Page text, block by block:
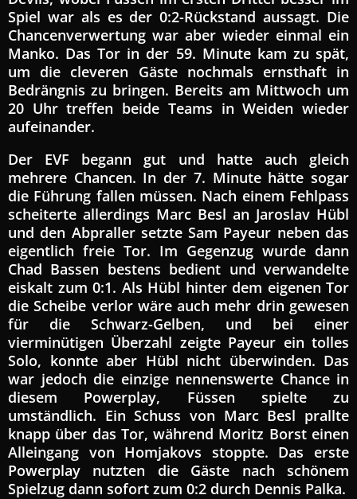
Spiel war als es der 0:2-Rückstand aussagt. Die
Chancenverwertung war aber wieder einmal ein
Manko. Das Tor in der 59. Minute kam zu spät,
um die cleveren Gäste nochmals ernsthaft in
Bedrängnis zu bringen. Bereits am Mittwoch um
20 Uhr treffen beide Teams in Weiden wieder
aufeinander.
Der EVF begann gut und hatte auch gleich
mehrere Chancen. In der 7. Minute hätte sogar
die Führung fallen müssen. Nach einem Fehlpass
scheiterte allerdings Marc Besl an Jaroslav Hübl
und den Abpraller setzte Sam Payeur neben das
eigentlich freie Tor. Im Gegenzug wurde dann
Chad Bassen bestens bedient und verwandelte
eiskalt zum 0:1. Als Hübl hinter dem eigenen Tor
die Scheibe verlor wäre auch mehr drin gewesen
für die Schwarz-Gelben, und bei einer
vierminütigen Überzahl zeigte Payeur ein tolles
Solo, konnte aber Hübl nicht überwinden. Das
war jedoch die einzige nennenswerte Chance in
diesem Powerplay, Füssen spielte zu
umständlich. Ein Schuss von Marc Besl prallte
knapp über das Tor, während Moritz Borst einen
Alleingang von Homjakovs stoppte. Das erste
Powerplay nutzten die Gäste nach schönem
Spielzug dann sofort zum 0:2 durch Dennis Palka.